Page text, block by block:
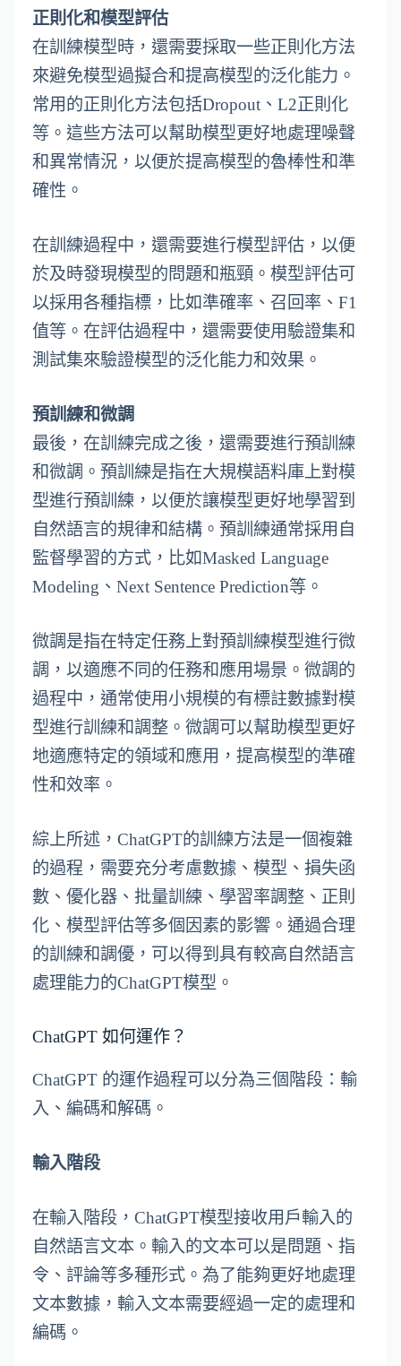
正則化和模型評估
在訓練模型時，還需要採取一些正則化方法
來避免模型過擬合和提高模型的泛化能力。
常用的正則化方法包括Dropout、L2正則化
等。這些方法可以幫助模型更好地處理噪聲
和異常情況，以便於提高模型的魯棒性和準
確性。
在訓練過程中，還需要進行模型評估，以便
於及時發現模型的問題和瓶頸。模型評估可
以採用各種指標，比如準確率、召回率、F1
值等。在評估過程中，還需要使用驗證集和
測試集來驗證模型的泛化能力和效果。
預訓練和微調
最後，在訓練完成之後，還需要進行預訓練
和微調。預訓練是指在大規模語料庫上對模
型進行預訓練，以便於讓模型更好地學習到
自然語言的規律和結構。預訓練通常採用自
監督學習的方式，比如Masked Language
Modeling、Next Sentence Prediction等。
微調是指在特定任務上對預訓練模型進行微
調，以適應不同的任務和應用場景。微調的
過程中，通常使用小規模的有標註數據對模
型進行訓練和調整。微調可以幫助模型更好
地適應特定的領域和應用，提高模型的準確
性和效率。
綜上所述，ChatGPT的訓練方法是一個複雜
的過程，需要充分考慮數據、模型、損失函
數、優化器、批量訓練、學習率調整、正則
化、模型評估等多個因素的影響。通過合理
的訓練和調優，可以得到具有較高自然語言
處理能力的ChatGPT模型。
ChatGPT 如何運作？
ChatGPT 的運作過程可以分為三個階段：輸
入、編碼和解碼。
輸入階段
在輸入階段，ChatGPT模型接收用戶輸入的
自然語言文本。輸入的文本可以是問題、指
令、評論等多種形式。為了能夠更好地處理
文本數據，輸入文本需要經過一定的處理和
編碼。